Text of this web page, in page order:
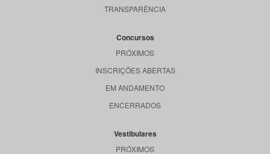
TRANSPARÊNCIA
Concursos
PRÓXIMOS
INSCRIÇÕES ABERTAS
EM ANDAMENTO
ENCERRADOS
Vestibulares
PRÓXIMOS